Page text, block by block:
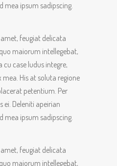
mea ipsum sadipscing.
feugiat delicata
maiorum intellegebat,
cu case ludus integre,
mea. His at soluta regione
petentium. Per
ei. Deleniti apeirian
mea ipsum sadipscing.
feugiat delicata
maiorum intellegebat,